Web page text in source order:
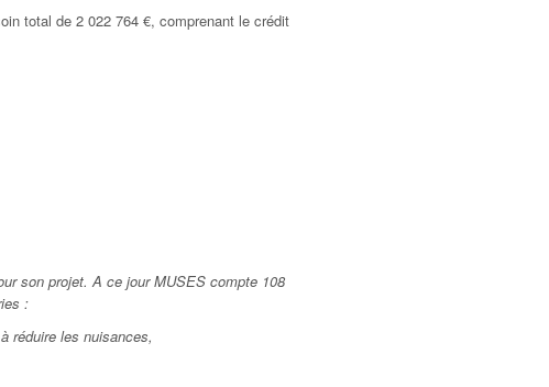
total de 2 022 764 €, comprenant le crédit
son projet. A ce jour MUSES compte 108
:
réduire les nuisances,